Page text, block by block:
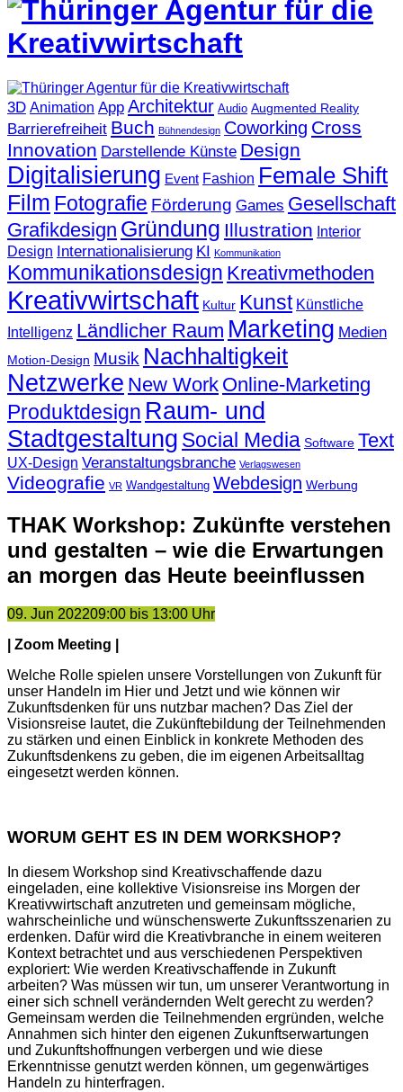
3D Animation App Architektur Audio Augmented Reality
Barrierefreiheit Buch Bühnendesign Coworking Cross
Innovation Darstellende Künste Design
Digitalisierung Event Fashion Female Shift
Film Fotografie Förderung Games Gesellschaft
Grafikdesign Gründung Illustration Interior
Design Internationalisierung KI Kommunikation
Kommunikationsdesign Kreativmethoden
Kreativwirtschaft Kultur Kunst Künstliche
Intelligenz Ländlicher Raum Marketing Medien
Motion-Design Musik Nachhaltigkeit
Netzwerke New Work Online-Marketing
Produktdesign Raum- und
Stadtgestaltung Social Media Software Text
UX-Design Veranstaltungsbranche Verlagswesen
Videografie VR Wandgestaltung Webdesign Werbung
THAK Workshop: Zukünfte verstehen
und gestalten – wie die Erwartungen
an morgen das Heute beeinflussen
09. Jun 202209:00 bis 13:00 Uhr
| Zoom Meeting |
Welche Rolle spielen unsere Vorstellungen von Zukunft für
unser Handeln im Hier und Jetzt und wie können wir
Zukunftsdenken für uns nutzbar machen? Das Ziel der
Visionsreise lautet, die Zukünftebildung der Teilnehmenden
zu stärken und einen Einblick in konkrete Methoden des
Zukunftsdenkens zu geben, die im eigenen Arbeitsalltag
eingesetzt werden können.
WORUM GEHT ES IN DEM WORKSHOP?
In diesem Workshop sind Kreativschaffende dazu
eingeladen, eine kollektive Visionsreise ins Morgen der
Kreativwirtschaft anzutreten und gemeinsam mögliche,
wahrscheinliche und wünschenswerte Zukunftsszenarien zu
erdenken. Dafür wird die Kreativbranche in einem weiteren
Kontext betrachtet und aus verschiedenen Perspektiven
exploriert: Wie werden Kreativschaffende in Zukunft
arbeiten? Was müssen wir tun, um unserer Verantwortung in
einer sich schnell verändernden Welt gerecht zu werden?
Gemeinsam werden die Teilnehmenden ergründen, welche
Annahmen sich hinter den eigenen Zukunftserwartungen
und Zukunftshoffnungen verbergen und wie diese
Erkenntnisse genutzt werden können, um gegenwärtiges
Handeln zu hinterfragen.